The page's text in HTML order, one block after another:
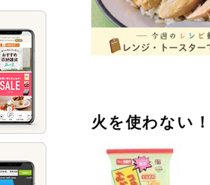
火を使わない